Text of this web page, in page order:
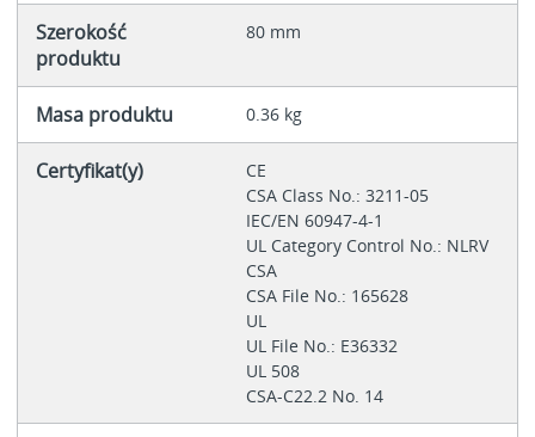
Szerokość
produktu
80 mm
Masa produktu 0.36 kg
Certyfikat(y)
CE
CSA Class No.: 3211-05
IEC/EN 60947-4-1
UL Category Control No.: NLRV
CSA
CSA File No.: 165628
UL
UL File No.: E36332
UL 508
CSA-C22.2 No. 14